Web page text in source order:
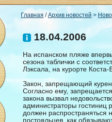
Главная /Архив новостей >
18.04.2006
На испанском пляже
сезона таблички с
Лэксала, на курорте Коста-
Закон, запрещающий
Согласно ему,
закона вызвал
администраторы гостиниц
должен распространяться
постояльцев, как